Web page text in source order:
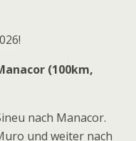
(100km,
nach Manacor.
und weiter nach